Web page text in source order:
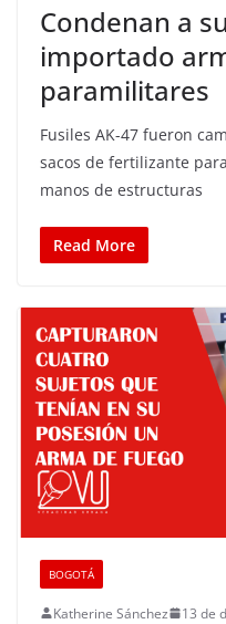
Condenan a
importado
paramilitares
Fusiles AK-47 fueron
sacos de fertilizante
manos de estructuras
Read More
BOGOTÁ
Katherine Sánchez
13 de